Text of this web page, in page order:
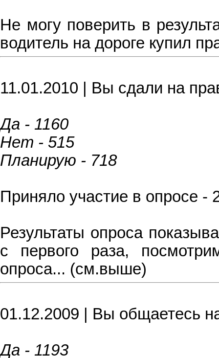
Не могу поверить в
водитель на дороге купил
11.01.2010 | Вы сдали на
Да - 1160
Нет - 515
Планирую - 718
Приняло участие в опросе -
Результаты опроса
с первого раза,
опроса... (см.выше)
01.12.2009 | Вы общаетесь
Да - 1193